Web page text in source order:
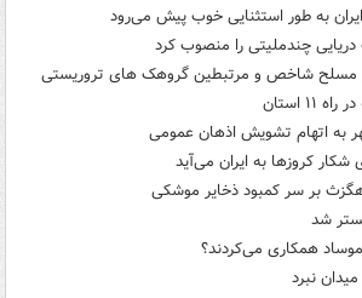
به طور استثنایی خوب پیش می‌رود
دریایی چندملیتی را منصوب کرد
استان
شکار کروزها به ایران می‌آید
بر سر کمبود ذخایر موشکی
همکاری می‌کردند؟
نبرد